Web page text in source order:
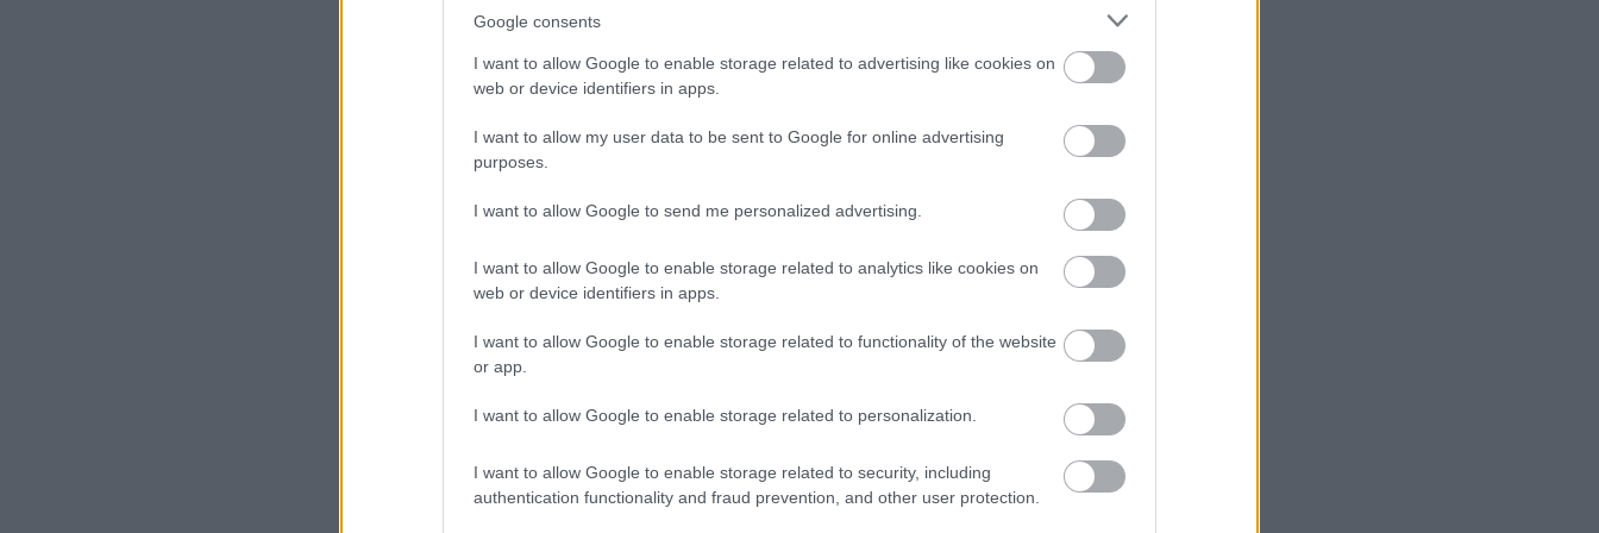
Google consents
I want to allow Google to enable storage related to advertising like cookies on
web or device identifiers in apps.
I want to allow my user data to be sent to Google for online advertising
purposes.
I want to allow Google to send me personalized advertising.
I want to allow Google to enable storage related to analytics like cookies on
web or device identifiers in apps.
I want to allow Google to enable storage related to functionality of the website
or app.
I want to allow Google to enable storage related to personalization.
I want to allow Google to enable storage related to security, including
authentication functionality and fraud prevention, and other user protection.
értelmében válaszúthoz érkezett: ha engedelmeskedik, befolyását, de akár életét is
elveszítheti, ellenkező esetben viszont fegyveresen lép fel az állam megdöntésére. A
döntő pillanat Kr. e. 49. január 10-én érkezett el, amikor Julius Caesar az antikvitás
történetírói, különösen Suetonius szerint az „Alea iacta est!”, vagyis „A kocka el van
vetve!” felkiáltással úgy döntött, Fortuna és Mars döntésére bízza sorsát.
A hadvezér lépése a senatust és Pompeiust is váratlanul érte, a szélsebesen mozgó
Caesar pedig villámgyorsan hatalmába kerítette Rómát, kiűzte a félszigetről egykori
szövetségesét – akit állítólag az utolsó pillanatig igyekezett lebeszélni a háborúról –
majd villámgyorsan Hispániában termett, és megsemmisítette riválisa készületlen
legióit. Megkezdődött a polgárháború utolsó előtti szakasza, mely során Pompeius
sorsa a Kr. e. 48-as pharszaloszi csata után megpecsételődött, három éven belül pedig
az összes ellenfél vereséget szenvedett az állam megszervezésében is jeleskedő Caesar
Az azóta szállóigévé váló mondat kapcsán azonban az ókortörténészek élnek a
gyanúval, hogy ilyen formában el sem hangozhatott. Maga Caesar a polgárháborúról írt